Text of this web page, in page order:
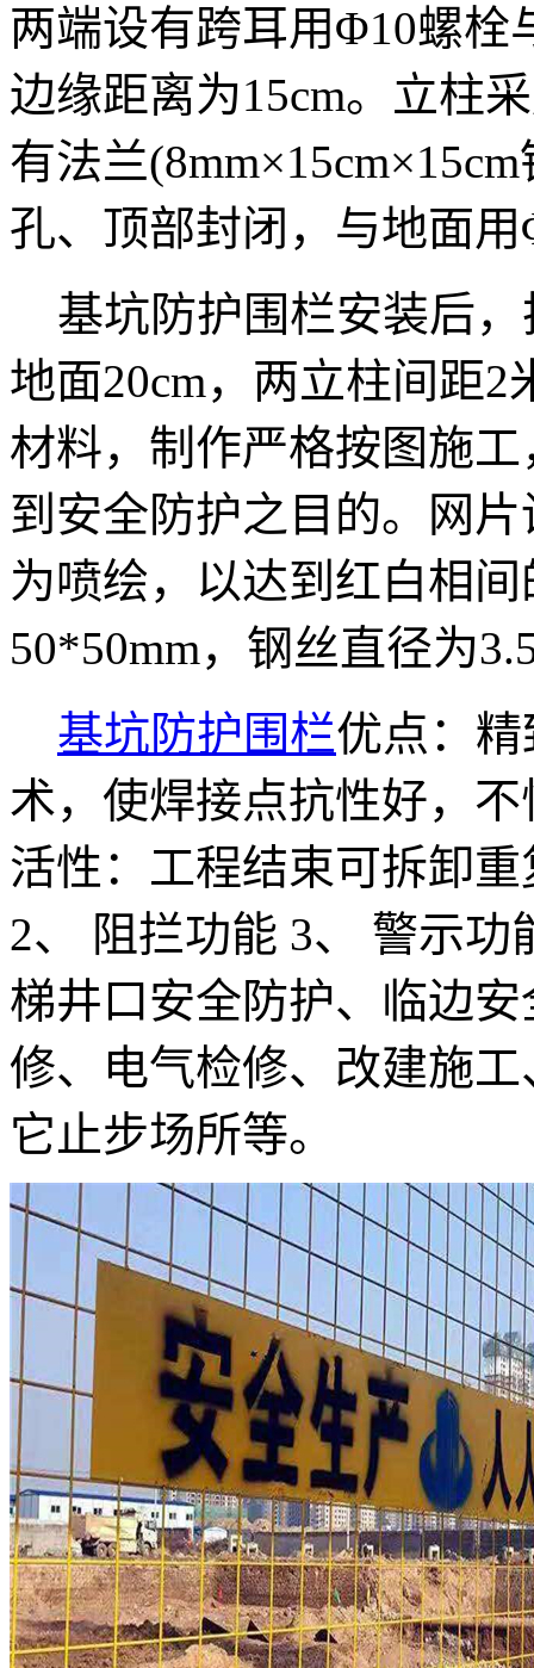
两端设有跨耳用Φ10螺栓
边缘距离为15cm。立柱
有法兰
孔、顶部封闭，与地面
基坑防护围栏安装后，
地面20cm，两立柱间距
材料，制作严格按图施
到安全防护之目的。网
为喷绘，以达到红白相
50*50mm，钢丝直径为
基坑防护围栏优点：
术，使焊接点抗性好，
活性：工程结束可拆卸
2、 阻拦功能 3、 警示
梯井口安全防护、临边
修、电气检修、改建施
它止步场所等。